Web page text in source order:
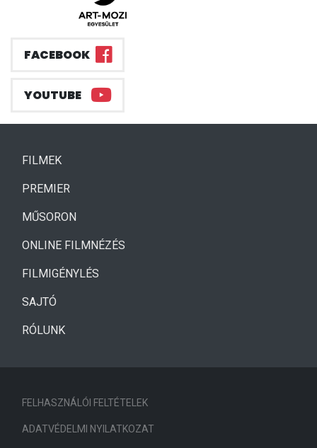
FACEBOOK
YOUTUBE
FILMEK(CURRENT)
PREMIER
MŰSORON
ONLINE FILMNÉZÉS
FILMIGÉNYLÉS
SAJTÓ
RÓLUNK
FELHASZNÁLÓI FELTÉTELEK
ADATVÉDELMI NYILATKOZAT